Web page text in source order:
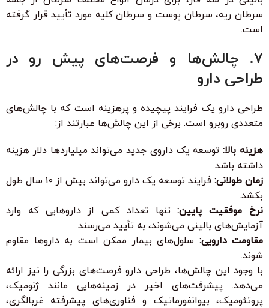
سرطان ریه، سرطان پوست و سرطان کلیه مورد تأیید قرار گرفته
است.
7. چالش‌ها و فرصت‌های پیش رو در
طراحی دارو
طراحی دارو یک فرایند پیچیده و پرهزینه است که با چالش‌های
متعددی روبرو است. برخی از این چالش‌ها عبارتند از:
هزینه بالا:توسعه یک داروی جدید می‌تواند میلیاردها دلار هزینه
داشته باشد.
زمان طولانی:
فرایند توسعه یک دارو می‌تواند بیش از 10 سال طول
بکشد.
نرخ موفقیت پایین:تنها تعداد کمی از داروهایی که وارد
آزمایش‌های بالینی می‌شوند، به تأیید می‌رسند.
مقاومت دارویی: سلول‌های بیمار ممکن است به داروها مقاوم
شوند.
با وجود این چالش‌ها، طراحی دارو فرصت‌های بزرگی را نیز ارائه
می‌دهد. پیشرفت‌های اخیر در زمینه‌هایی مانند ژنومیک،
پروتئومیک، بیوانفورماتیک و فناوری‌های پیشرفته غربالگری،